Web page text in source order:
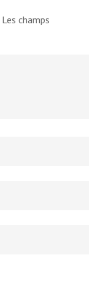
Les champs